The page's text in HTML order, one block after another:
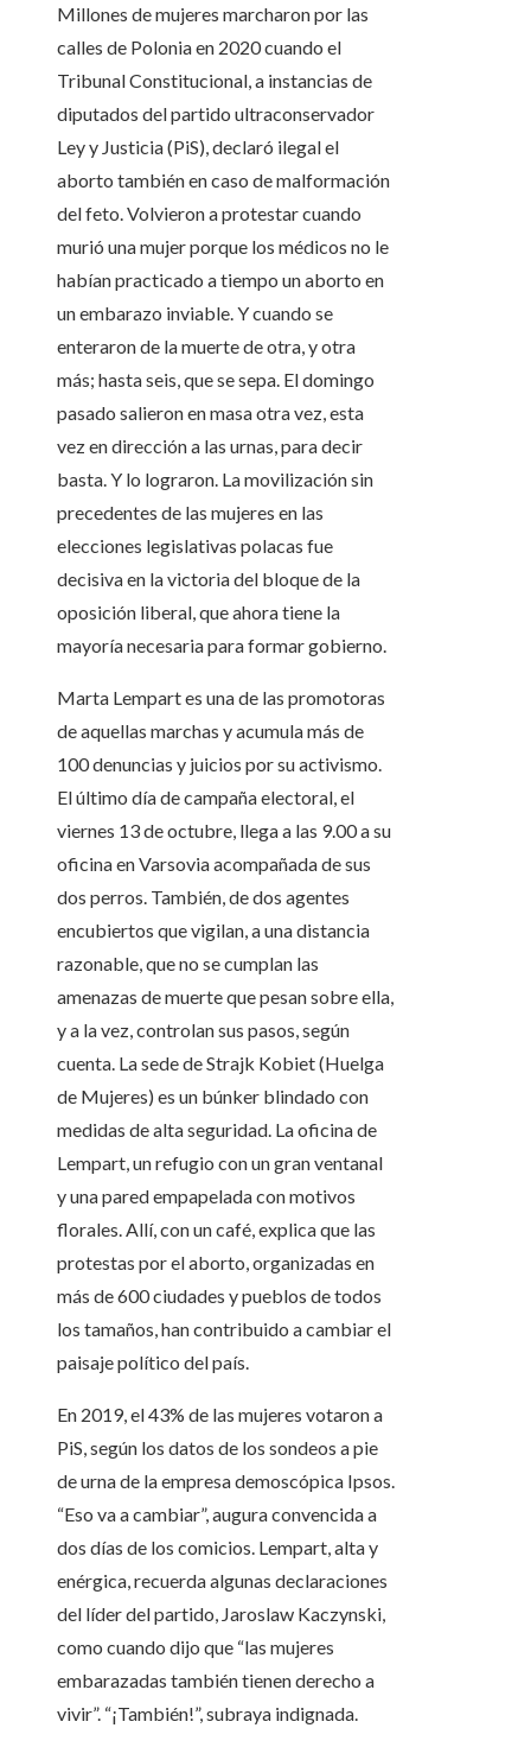
Millones de mujeres marcharon por las
calles de Polonia en 2020 cuando el
Tribunal Constitucional, a instancias de
diputados del partido ultraconservador
Ley y Justicia (PiS), declaró ilegal el
aborto también en caso de malformación
del feto. Volvieron a protestar cuando
murió una mujer porque los médicos no le
habían practicado a tiempo un aborto en
un embarazo inviable. Y cuando se
enteraron de la muerte de otra, y otra
más; hasta seis, que se sepa. El domingo
pasado salieron en masa otra vez, esta
vez en dirección a las urnas, para decir
basta. Y lo lograron. La movilización sin
precedentes de las mujeres en las
elecciones legislativas polacas fue
decisiva en la victoria del bloque de la
oposición liberal, que ahora tiene la
mayoría necesaria para formar gobierno.
Marta Lempart es una de las promotoras
de aquellas marchas y acumula más de
100 denuncias y juicios por su activismo.
El último día de campaña electoral, el
viernes 13 de octubre, llega a las 9.00 a su
oficina en Varsovia acompañada de sus
dos perros. También, de dos agentes
encubiertos que vigilan, a una distancia
razonable, que no se cumplan las
amenazas de muerte que pesan sobre ella,
y a la vez, controlan sus pasos, según
cuenta. La sede de Strajk Kobiet (Huelga
de Mujeres) es un búnker blindado con
medidas de alta seguridad. La oficina de
Lempart, un refugio con un gran ventanal
y una pared empapelada con motivos
florales. Allí, con un café, explica que las
protestas por el aborto, organizadas en
más de 600 ciudades y pueblos de todos
los tamaños, han contribuido a cambiar el
paisaje político del país.
En 2019, el 43% de las mujeres votaron a
PiS, según los datos de los sondeos a pie
de urna de la empresa demoscópica Ipsos.
“Eso va a cambiar”, augura convencida a
dos días de los comicios. Lempart, alta y
enérgica, recuerda algunas declaraciones
del líder del partido, Jaroslaw Kaczynski,
como cuando dijo que “las mujeres
embarazadas también tienen derecho a
vivir”. “¡También!”, subraya indignada.